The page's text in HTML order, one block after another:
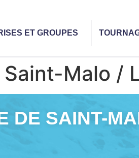
ET GROUPES
Malo /
DE SAINT-